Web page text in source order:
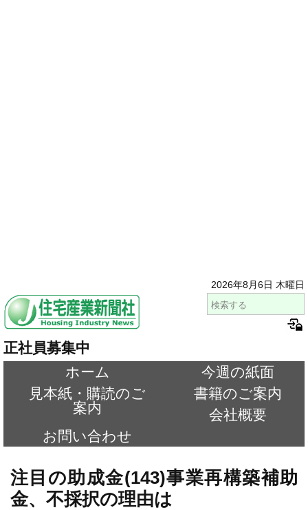
2026年8月6日 木曜日
正社員募集中
ホーム
今週の紙面
見本紙・購読のご
案内
書籍のご案内
会社概要
お問い合わせ
注目の助成金(143)事業再構築補助
金、不採択の理由は